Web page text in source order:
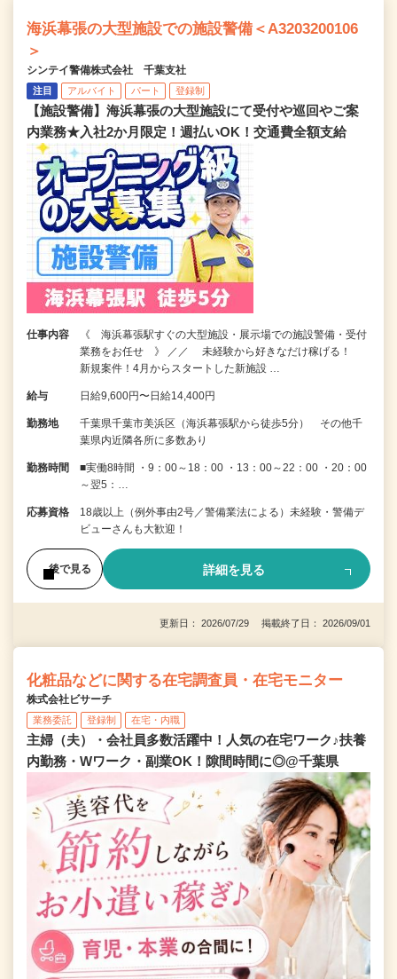
海浜幕張の大型施設での施設警備＜A3203200106
＞
シンテイ警備株式会社 千葉支社
注目 アルバイト パート 登録制
【施設警備】海浜幕張の大型施設にて受付や巡回やご案
内業務★入社2か月限定！週払いOK！交通費全額支給
仕事内容
《 海浜幕張駅すぐの大型施設・展示場での施設警備・受付
業務をお任せ 》 ／／ 未経験から好きなだけ稼げる！
新規案件！4月からスタートした新施設 …
給与 日給9,600円〜日給14,400円
勤務地
千葉県千葉市美浜区（海浜幕張駅から徒歩5分） その他千
葉県内近隣各所に多数あり
勤務時間
■実働8時間 ・9：00～18：00 ・13：00～22：00 ・20：00
～翌5：…
応募資格
18歳以上（例外事由2号／警備業法による）未経験・警備デ
ビューさんも大歓迎！
後で見る 詳細を見る
更新日： 2026/07/29 掲載終了日： 2026/09/01
化粧品などに関する在宅調査員・在宅モニター
株式会社ビサーチ
業務委託 登録制 在宅・内職
主婦（夫）・会社員多数活躍中！人気の在宅ワーク♪扶養
内勤務・Wワーク・副業OK！隙間時間に◎@千葉県